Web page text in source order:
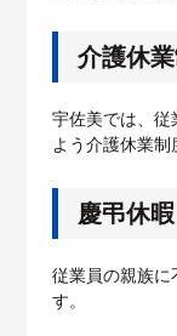
介護休
宇佐美では、従
よう介護休業制
慶弔休暇
従業員の親族に
す。